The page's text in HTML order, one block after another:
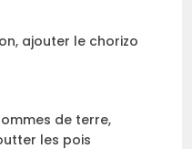
ajouter le chorizo
de terre,
les pois